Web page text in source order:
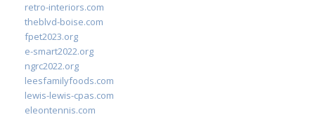
retro-interiors.com
theblvd-boise.com
fpet2023.org
e-smart2022.org
ngrc2022.org
leesfamilyfoods.com
lewis-lewis-cpas.com
eleontennis.com